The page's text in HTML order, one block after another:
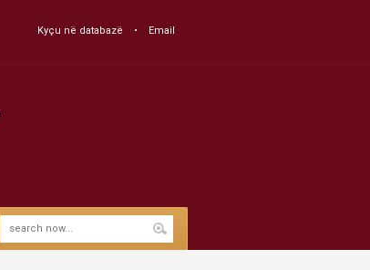
Kyçu në databazë Email